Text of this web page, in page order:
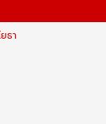
ธา